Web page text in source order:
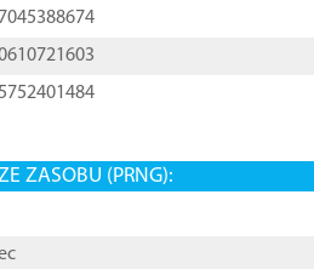
ZASOBU (PRNG):